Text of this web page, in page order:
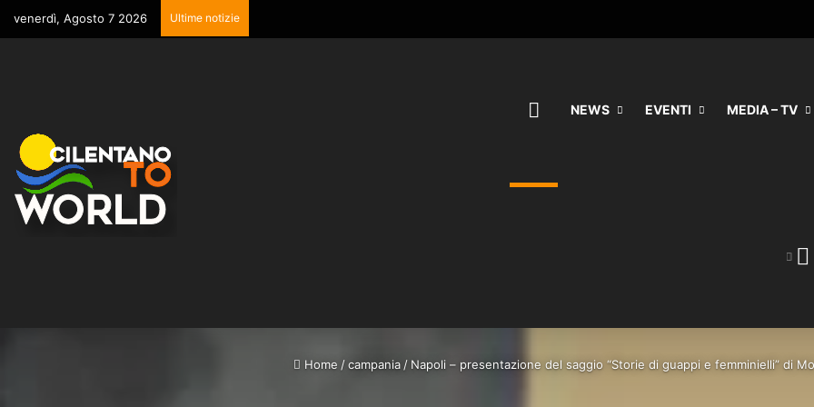
venerdì, Agosto 7 2026 Ultime notizie
HOMENEWS EVENTI MEDIA – TV
Home / campania / Napoli – presentazione del saggio “Storie di guappi e femminielli” di